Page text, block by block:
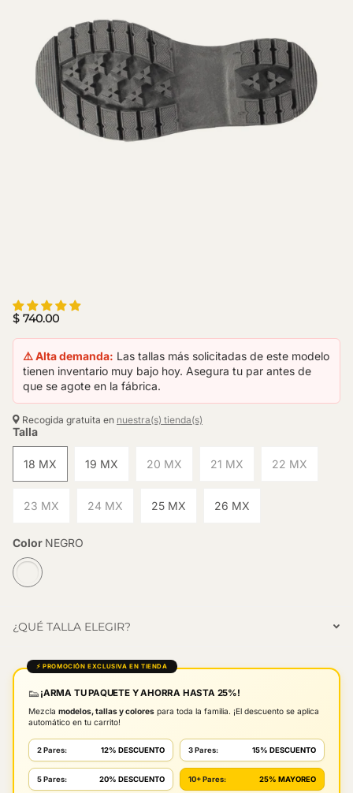
$ 740.00
⚠️ Alta demanda: Las tallas más solicitadas de este modelo
tienen inventario muy bajo hoy. Asegura tu par antes de
que se agote en la fábrica.
Recogida gratuita en nuestra(s) tienda(s)
Talla
18 MX 19 MX 20 MX 21 MX 22 MX
23 MX 24 MX 25 MX 26 MX
Color NEGRO
¿QUÉ TALLA ELEGIR?
⚡ PROMOCIÓN EXCLUSIVA EN TIENDA
👟 ¡ARMA TU PAQUETE Y AHORRA HASTA 25%!
Mezcla modelos, tallas y colores para toda la familia. ¡El descuento se aplica
automático en tu carrito!
2 Pares: 12% DESCUENTO 3 Pares: 15% DESCUENTO
5 Pares: 20% DESCUENTO 10+ Pares: 25% MAYOREO